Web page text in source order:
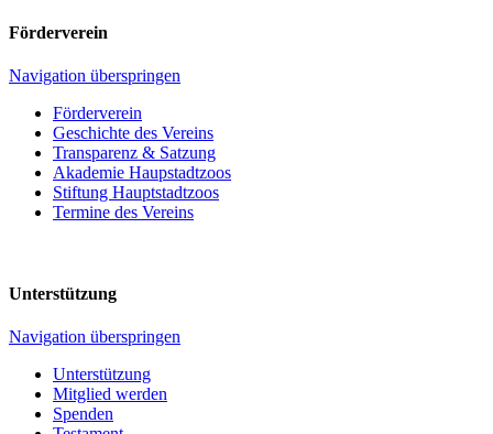
Förderverein
Navigation überspringen
Förderverein
Geschichte des Vereins
Transparenz & Satzung
Akademie Haupstadtzoos
Stiftung Hauptstadtzoos
Termine des Vereins
Unterstützung
Navigation überspringen
Unterstützung
Mitglied werden
Spenden